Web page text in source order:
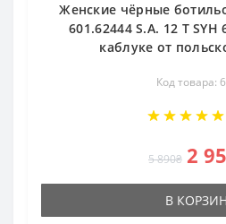
Женские чёрные
601.62444 S.A. 12 T
каблуке от
Код товара:
5 890₴ 2
В